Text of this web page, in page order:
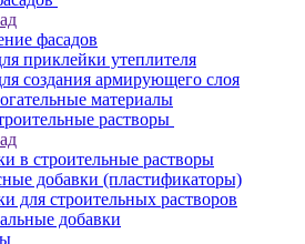
фасадов
приклейки утеплителя
создания армирующего слоя
материалы
растворы
в строительные растворы
добавки (пластификаторы)
для строительных растворов
добавки